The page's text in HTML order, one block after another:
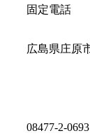
固定電話
広島県庄原
08477-2-0693